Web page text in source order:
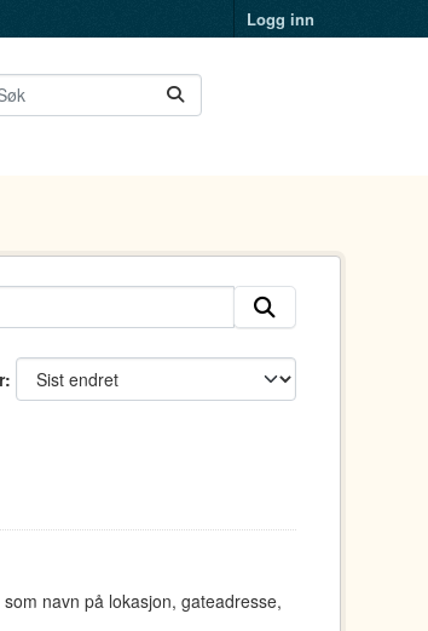
Logg inn
navn på lokasjon, gateadresse,